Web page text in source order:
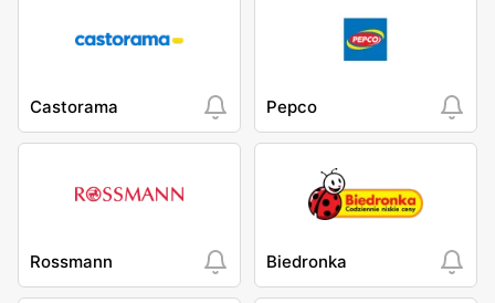
Castorama Pepco
Rossmann Biedronka